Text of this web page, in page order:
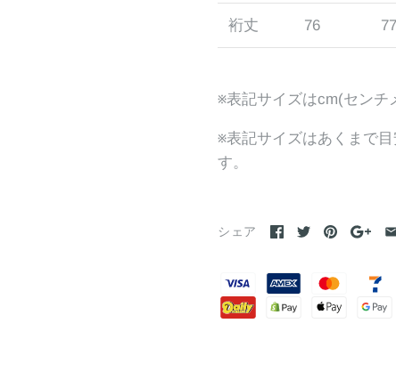
裄丈 76 77
※表記サイズはcm(センチ
※表記サイズはあくまで
す。
シェア